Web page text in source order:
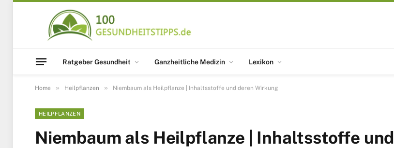
Ratgeber Gesundheit Ganzheitliche Medizin Lexikon
Home » Heilpflanzen » Niembaum als Heilpflanze | Inhaltsstoffe und deren Wirkung
HEILPFLANZEN
Niembaum als Heilpflanze | Inhaltsstoffe und